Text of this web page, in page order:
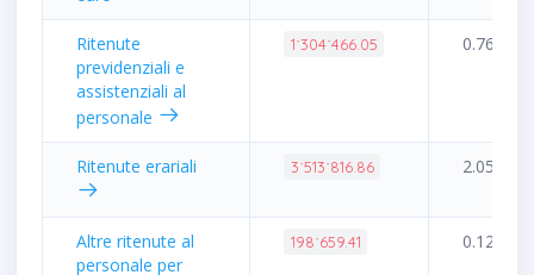
Ritenute
previdenziali e
assistenziali al
personale
1˙304˙466.05 0.76%
Ritenute erariali 3˙513˙816.86 2.05%
Altre ritenute al
personale per
198˙659.41 0.12%